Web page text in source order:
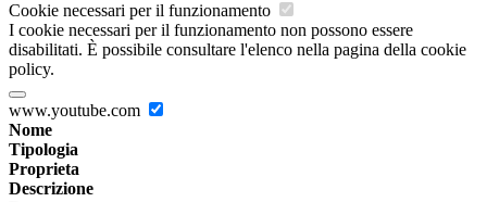
Cookie necessari per il funzionamento
I cookie necessari per il funzionamento non possono essere
disabilitati. È possibile consultare l'elenco nella pagina della cookie
policy.
www.youtube.com
Nome
Tipologia
Proprieta
Descrizione